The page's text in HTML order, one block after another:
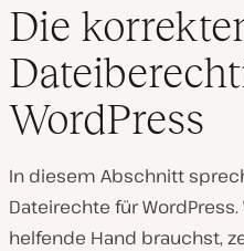
Die
WordPress
In diesem Abschnitt
Dateirechte für
helfende Hand brauchst,